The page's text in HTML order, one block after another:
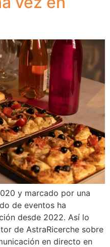
y marcado por una
de eventos ha
desde 2022. Así lo
de AstraRicerche sobre
en directo en